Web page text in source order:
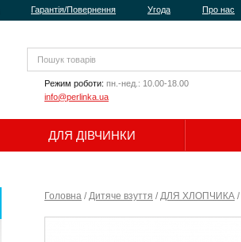
Гарантія/Повернення Угода Про нас
Режим роботи: пн.-нед.: 10.00-18.00
info@perlinka.ua
ДЛЯ ДІВЧИНКИ
Головна /Дитяче взуття /ДЛЯ ХЛОПЧИКА /